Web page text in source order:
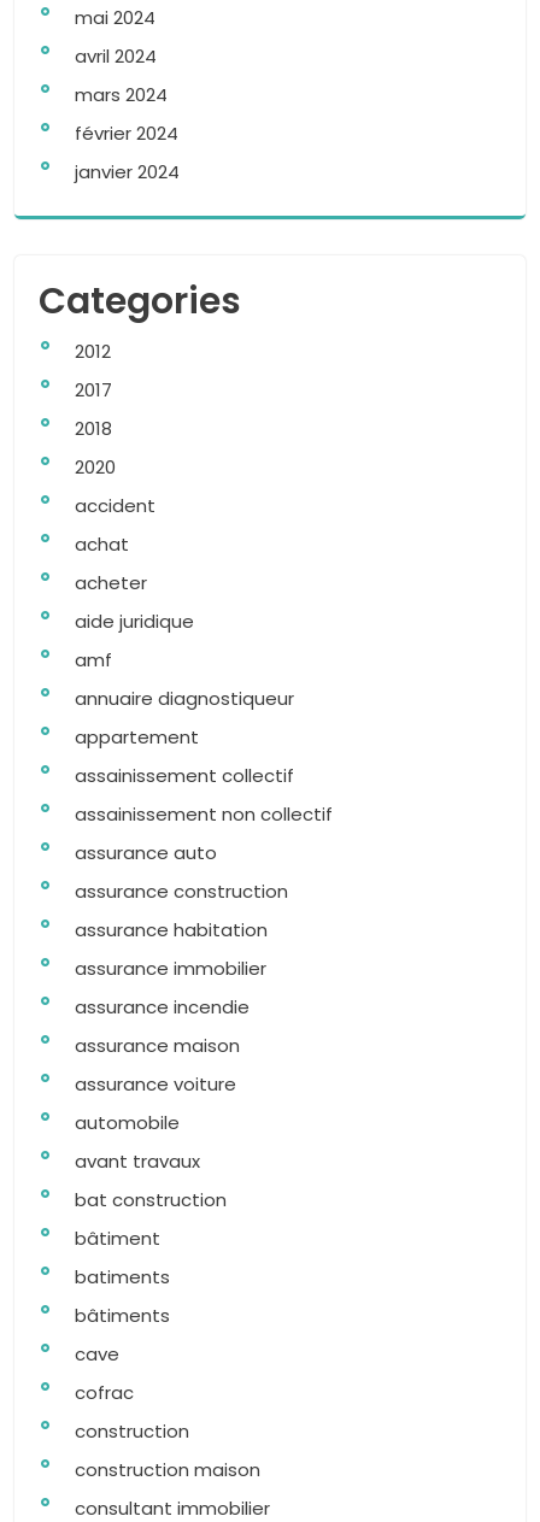
mai 2024
avril 2024
mars 2024
février 2024
janvier 2024
Categories
2012
2017
2018
2020
accident
achat
acheter
aide juridique
amf
annuaire diagnostiqueur
appartement
assainissement collectif
assainissement non collectif
assurance auto
assurance construction
assurance habitation
assurance immobilier
assurance incendie
assurance maison
assurance voiture
automobile
avant travaux
bat construction
bâtiment
batiments
bâtiments
cave
cofrac
construction
construction maison
consultant immobilier